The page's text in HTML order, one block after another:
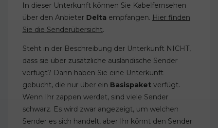
In dieser Unterkunft können Sie Kabelfernsehen
über den Anbieter Delta empfangen. Hier finden
Sie die Senderübersicht.
Steht in der Beschreibung der Unterkunft NICHT,
dass sie über zusätzliche ausländische Sender
verfügt? Dann haben Sie eine Unterkunft
gebucht, die nur über ein Basispaket verfügt.
Wenn Ihr zappen werdet, sind viele Sender
schwarz. Es wird zwar angezeigt, um welchen
Sender es sich handelt, aber Ihr könnt den Sender